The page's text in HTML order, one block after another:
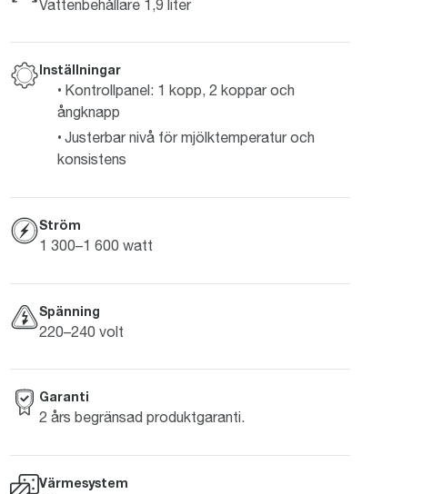
Vattenbehållare 1,9 liter
Inställningar
Kontrollpanel: 1 kopp, 2 koppar och
ångknapp
Justerbar nivå för mjölktemperatur och
konsistens
Ström
1 300–1 600 watt
Spänning
220–240 volt
Garanti
2 års begränsad produktgaranti.
Värmesystem